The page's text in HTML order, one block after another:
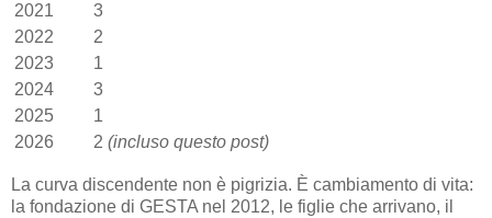
2021
3
2022
2
2023
1
2024
3
2025
1
2026
2 (incluso questo post)
La curva discendente non è pigrizia. È cambiamento di vita:
la fondazione di GESTA nel 2012, le figlie che arrivano, il